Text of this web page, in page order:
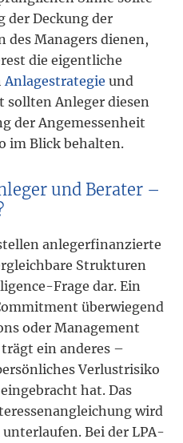
der Deckung der
des Managers dienen,
die eigentliche
Anlagestrategie und
sollten Anleger diesen
der Angemessenheit
im Blick behalten.
und Berater –
anlegerfinanzierte
Strukturen
Frage dar. Ein
überwiegend
oder Management
ein anderes –
Verlustrisiko
hat. Das
wird
Bei der LPA-